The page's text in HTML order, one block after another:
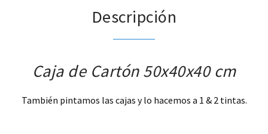
Descripción
Caja de Cartón 50x40x40 cm
También pintamos las cajas y lo hacemos a 1 & 2 tintas.